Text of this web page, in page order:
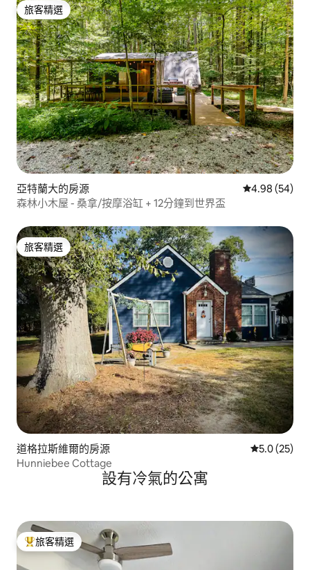
旅客精選
旅客精選
亞特蘭大的房源 從 54 則評價
4.98 (54)
森林小木屋 - 桑拿/按摩浴缸 + 12分鐘到世界盃
旅客精選
旅客精選
道格拉斯維爾的房源 從 25 則評
5.0 (25)
Hunniebee Cottage
設有冷氣的公寓
旅客精選榜首
旅客精選